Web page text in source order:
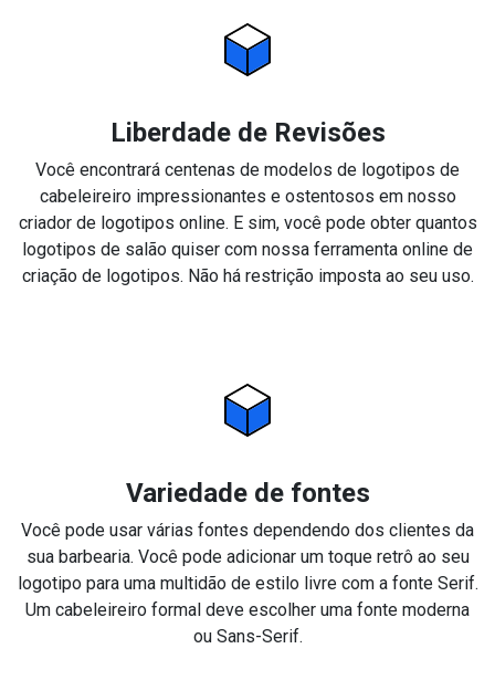
Liberdade de Revisões
Você encontrará centenas de modelos de logotipos de
cabeleireiro impressionantes e ostentosos em nosso
criador de logotipos online. E sim, você pode obter quantos
logotipos de salão quiser com nossa ferramenta online de
criação de logotipos. Não há restrição imposta ao seu uso.
Variedade de fontes
Você pode usar várias fontes dependendo dos clientes da
sua barbearia. Você pode adicionar um toque retrô ao seu
logotipo para uma multidão de estilo livre com a fonte Serif.
Um cabeleireiro formal deve escolher uma fonte moderna
ou Sans-Serif.